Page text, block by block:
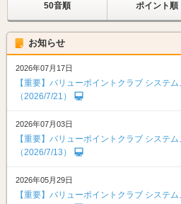
50音順 ポイント順
お知らせ
2026年07月17日
【重要】バリューポイントクラブ システ
（2026/7/21）
2026年07月03日
【重要】バリューポイントクラブ システ
（2026/7/13）
2026年05月29日
【重要】バリューポイントクラブ システ